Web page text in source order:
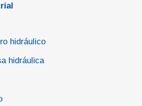
hidráulico
hidráulica